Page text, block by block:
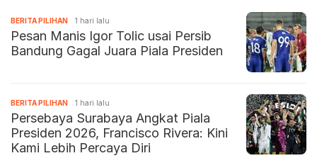
BERITA PILIHAN 1 hari lalu
Pesan Manis Igor Tolic usai Persib
Bandung Gagal Juara Piala Presiden
BERITA PILIHAN 1 hari lalu
Persebaya Surabaya Angkat Piala
Presiden 2026, Francisco Rivera: Kini
Kami Lebih Percaya Diri